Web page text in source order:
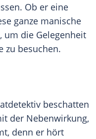
Ob er eine
ganze manische
um die Gelegenheit
zu besuchen.
beschatten
der Nebenwirkung,
denn er hört